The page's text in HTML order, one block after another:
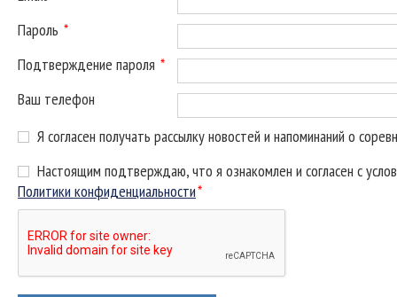
Пароль *
Подтверждение пароля *
Ваш телефон
Я согласен получать рассылку новостей и напоминаний о
Настоящим подтверждаю, что я ознакомлен и согласен с
Политики конфиденциальности*